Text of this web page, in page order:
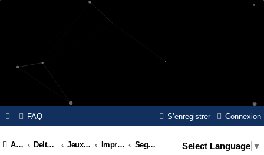
FAQ Connexion
S’enregistrer
Accueil Delta Island Jeux Video Impressions 3D Sega MegaDrive / Genesis Select Language ▼